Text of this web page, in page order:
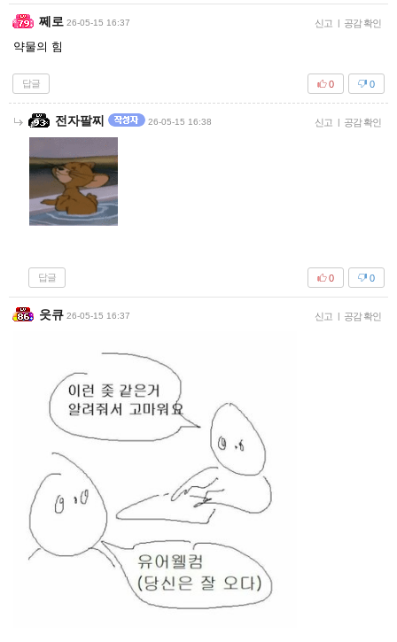
쩨로 26-05-15 16:37 신고 | 공감 확인
약물의 힘
답글 0
0
전자팔찌 26-05-15 16:38 신고 | 공감 확인
답글 0
0
읏큐 26-05-15 16:37 신고 | 공감 확인